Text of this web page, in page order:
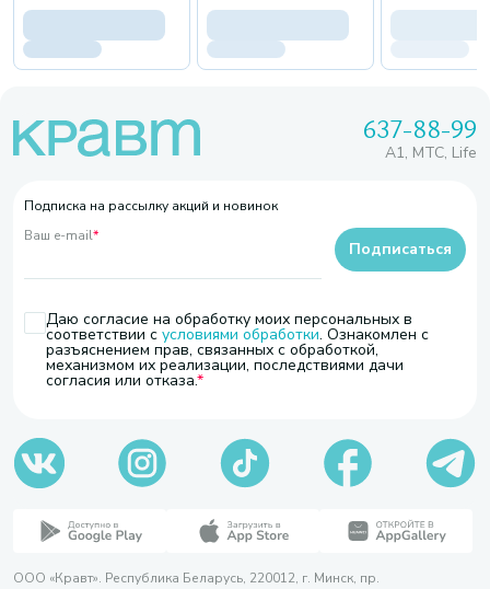
637-88-99
A1, МТС, Life
Подписка на рассылку акций и новинок
Ваш e-mail*
Даю согласие на обработку моих персональных в
соответствии с условиями обработки. Ознакомлен с
разъяснением прав, связанных с обработкой,
механизмом их реализации, последствиями дачи
согласия или отказа.
Подписаться
ООО «Кравт». Республика Беларусь, 220012, г. Минск, пр.